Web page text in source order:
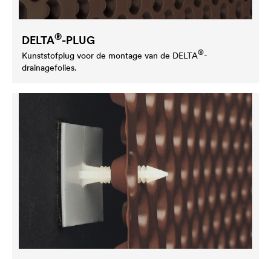
DELTA®-PLUG
Kunststofplug voor de montage van de DELTA®-
drainagefolies.